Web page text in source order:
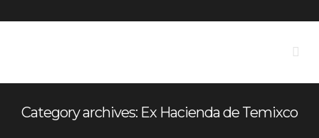
Category archives: Ex Hacienda de Temixco